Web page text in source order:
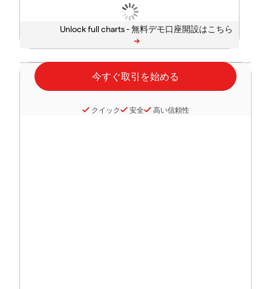
Unlock full charts -
クイック 安全 高い信頼性